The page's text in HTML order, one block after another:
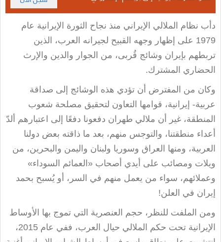
دأب نظام الملالي الإيراني منذ نجاح الثورة الإيرانية عام
1979 على إظهار وجهه القبيح لجيرانه العرب، الذين
تربطهم بإيران وشائج قُربى، من الجوار والدين والإرث
الحضاري المشترك.
وكان من المفترض أن تؤدي هذه الوشائج إلى صداقة
عربية- إيرانية، قوامها التعاون لتحقيق مصلحة شعوب
المنطقة، غير أن ملالي طهران دفعونا دفعًا إلى اعتبارهم ألدّ
أعداء منطقتنا، والتوجس منهم، بعد ما ذاقته بعض دولنا
العربية، ومنها العراق وسوريا ولبنان واليمن والبحرين، من
ويلات ومصائب على أيدي أصحاب «العمائم السوداء»
وعملائهم، سواء من يعمل منهم في السر، أو يُسبح بحمد
إيران في العلن!
ومن الملفت للنظر، حجم العنصرية التي تموج بها الأوساط
الإيرانية تحت حكم الملالي حيال العرب، ففي عام 2015،